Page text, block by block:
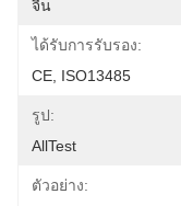
จีน
ได้รับการรับรอง:
CE, ISO13485
รูป:
AllTest
ตัวอย่าง: